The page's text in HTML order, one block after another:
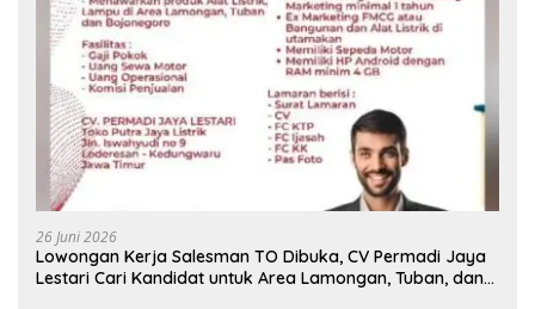
26 Juni 2026
Lowongan Kerja Salesman TO Dibuka, CV Permadi Jaya
Lestari Cari Kandidat untuk Area Lamongan, Tuban, dan